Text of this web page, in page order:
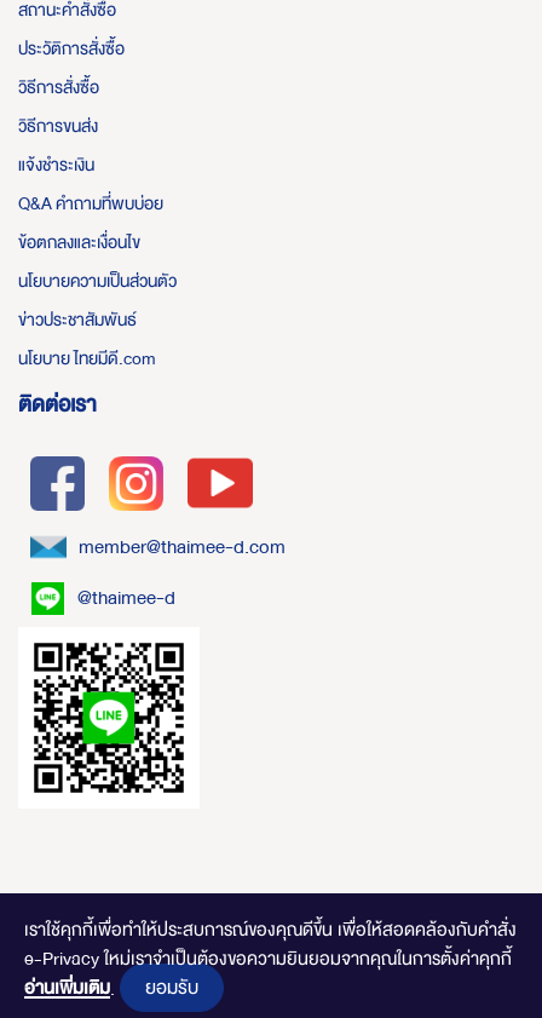
เราใช้คุกกี้เพื่อทำให้ประสบการณ์ของคุณดีขึ้น เพื่อให้สอดคล้องกับคำสั่ง
e-Privacy ใหม่เราจำเป็นต้องขอความยินยอมจากคุณในการตั้งค่าคุกกี้
อ่านเพิ่มเติม. ยอมรับ
สถานะคำสั่งซื้อ
ประวัติการสั่งซื้อ
วิธีการสั่งซื้อ
วิธีการขนส่ง
แจ้งชำระเงิน
Q&A คำถามที่พบบ่อย
ข้อตกลงและเงื่อนไข
นโยบายความเป็นส่วนตัว
ข่าวประชาสัมพันธ์
นโยบาย ไทยมีดี.com
ติดต่อเรา
member@thaimee-d.com
@thaimee-d
ไทยมีดี.com © 2020 Online Store. All Rights Reserved. DESIGNED BYCLICK